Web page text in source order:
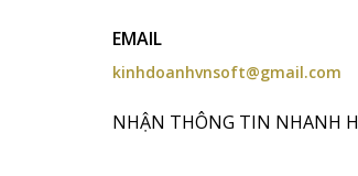
EMAIL
kinhdoanhvnsoft@gmail.com
NHẬN THÔNG TIN NHANH